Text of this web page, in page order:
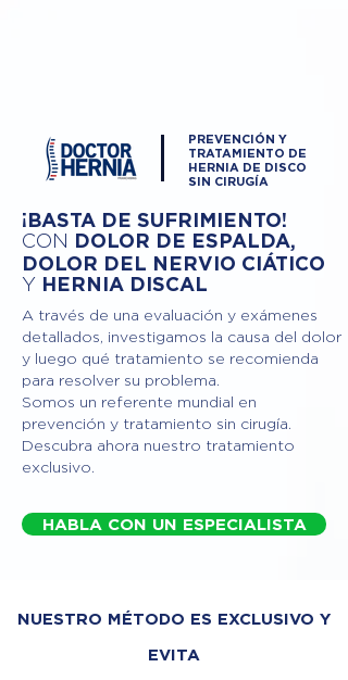
PREVENCIÓN Y
TRATAMIENTO DE
HERNIA DE DISCO
SIN CIRUGÍA
¡BASTA DE SUFRIMIENTO!
CON DOLOR DE ESPALDA,
DOLOR DEL NERVIO CIÁTICO
Y HERNIA DISCAL
A través de una evaluación y exámenes
detallados, investigamos la causa del dolor
y luego qué tratamiento se recomienda
para resolver su problema.
Somos un referente mundial en
prevención y tratamiento sin cirugía.
Descubra ahora nuestro tratamiento
exclusivo.
HABLA CON UN ESPECIALISTA
NUESTRO MÉTODO ES EXCLUSIVO Y
EVITA